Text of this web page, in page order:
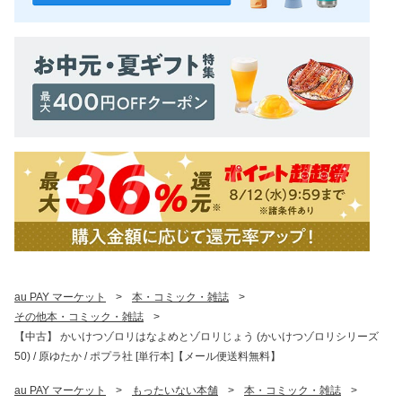
au PAY マーケット > 本・コミック・雑誌
>
その他本・コミック・雑誌
>
【中古】 かいけつゾロリはなよめとゾロリじょう (かいけつゾロリシリーズ
50) / 原ゆたか / ポプラ社 [単行本]【メール便送料無料】
au PAY マーケット > もったいない本舗 > 本・コミック・雑誌
>